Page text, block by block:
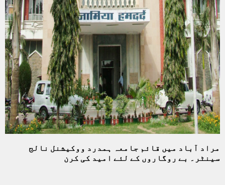
مراد آباد میں قائم جامعہ ہمدرد ووکیشنل نالج
سینٹر۔ بے روگاروں کے لئے امید کی کرن